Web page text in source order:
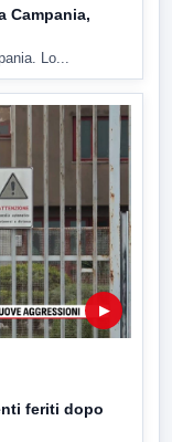
Campania,
Lo...
▶
feriti dopo